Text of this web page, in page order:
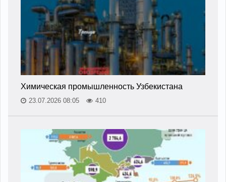
Химическая промышленность Узбекистана
23.07.2026 08:05 410